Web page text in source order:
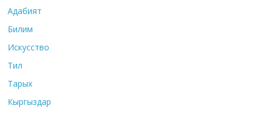
Адабият
Билим
Искусство
Тил
Тарых
Кыргыздар